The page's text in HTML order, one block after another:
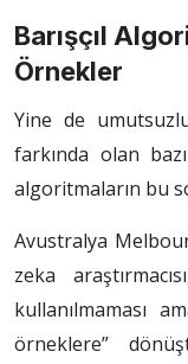
Barışçıl
Örnekler
Yine de
farkında olan
algoritmaların bu
Avustralya
zeka
kullanılmaması
örneklere”